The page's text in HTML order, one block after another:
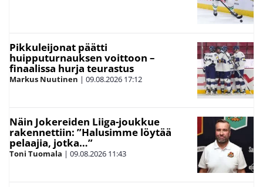
Pikkuleijonat päätti
huipputurnauksen voittoon –
finaalissa hurja teurastus
Markus Nuutinen | 09.08.2026 17:12
Näin Jokereiden Liiga-joukkue
rakennettiin: ”Halusimme löytää
pelaajia, jotka…”
Toni Tuomala | 09.08.2026 11:43